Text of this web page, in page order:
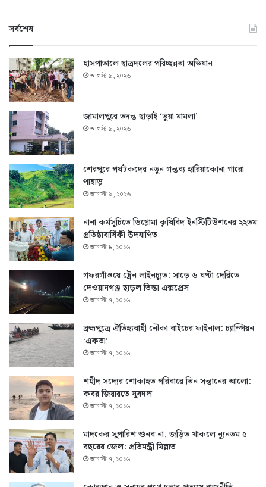
সর্বশেষ
হাসপাতালে ছাত্রদলের পরিচ্ছন্নতা অভিযান
আগস্ট ৯, ২০২৬
জামালপুরে তদন্ত ছাড়াই ‘ভুয়া মামলা’
আগস্ট ৯, ২০২৬
শেরপুরে পর্যটকদের নতুন গন্তব্য হারিয়াকোনা গারো
পাহাড়
আগস্ট ৯, ২০২৬
নানা কর্মসূচিতে ডিপ্লোমা কৃষিবিদ ইনস্টিটিউশনের ২২তম
প্রতিষ্ঠাবার্ষিকী উদযাপিত
আগস্ট ৮, ২০২৬
গফরগাঁওয়ে ট্রেন লাইনচ্যুত: সাড়ে ৬ ঘণ্টা দেরিতে
দেওয়ানগঞ্জ ছাড়ল তিস্তা এক্সপ্রেস
আগস্ট ৭, ২০২৬
ব্রহ্মপুত্রে ঐতিহ্যবাহী নৌকা বাইচের ফাইনাল: চ্যাম্পিয়ন
‘একতা’
আগস্ট ৭, ২০২৬
শহীদ সদ্যের শোকাহত পরিবারে তিন সন্তানের আলো:
কবর জিয়ারতে যুবদল
আগস্ট ৭, ২০২৬
মাদকের সুপারিশ শুনব না, জড়িত থাকলে ন্যূনতম ৫
বছরের জেল: প্রতিমন্ত্রী মিল্লাত
আগস্ট ৭, ২০২৬